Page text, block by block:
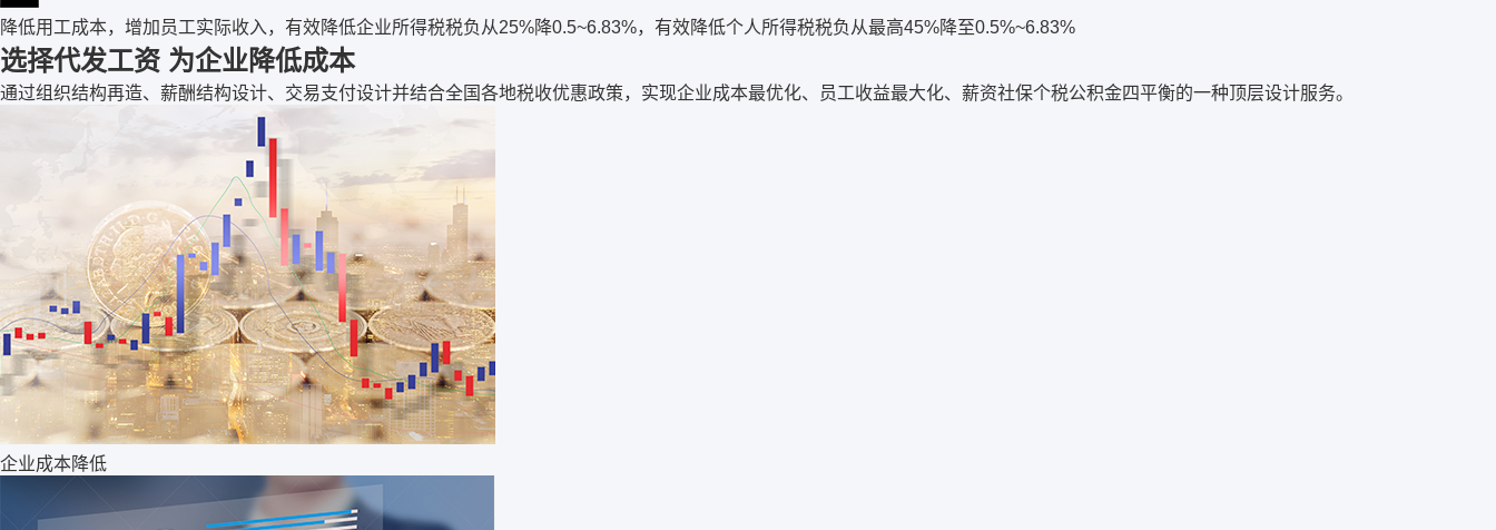
降低用工成本，增加员工实际收入，有效降低企业所得税税负从25%降0.5~6.83%，有效降低个人所得税税负从最高45%降至0.5%~6.83%
选择代发工资 为企业降低成本
通过组织结构再造、薪酬结构设计、交易支付设计并结合全国各地税收优惠政策，实现企业成本最优化、员工收益最大化、薪资社保个税公积金四平衡的一种顶层设计服务。
企业成本降低